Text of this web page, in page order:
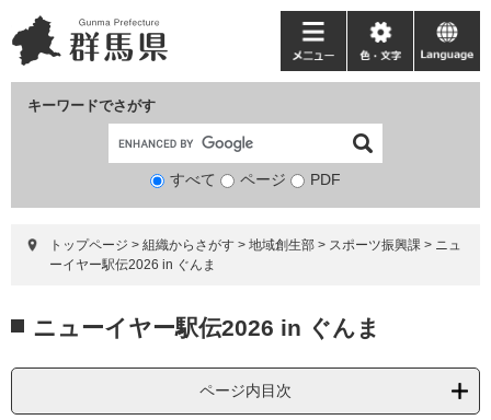
ー
ジ
ニ
ュ
て
キーワードでさがす
検
象
すべて ページ PDF
メ
ニ
ー
色・
文
language
トップページ > 組織からさがす > 地域創生部 > スポーツ振興課 > ニュ
ーイヤー駅伝2026 in ぐんま
文 ニューイヤー駅伝2026 in ぐんま
ページ内目次